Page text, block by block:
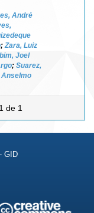
André
; Zara, Luiz
Joel
; Suarez,
Anselmo
de 1
GID